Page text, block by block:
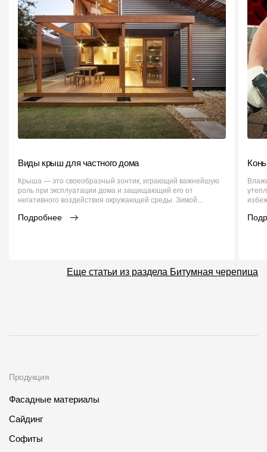
Виды крыш для частного дома
Крыша — это своеобразный зонтик, играющий важнейшую
роль при эксплуатации дома и защищающий его от
негативного воздействия окружающей среды. Зимой...
Подробнее
Еще статьи из раздела Битумная черепица
Продукция
Фасадные материалы
Сайдинг
Софиты